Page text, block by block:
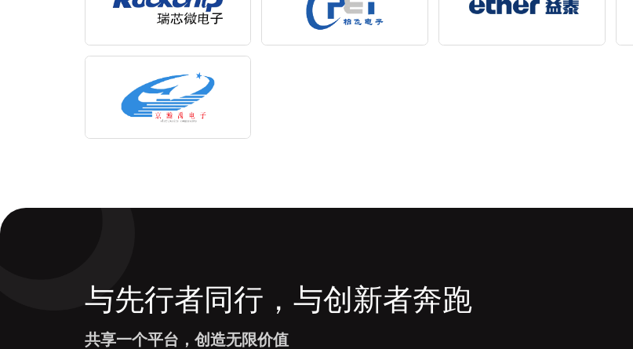
与先行者同行，与创新者奔跑
共享一个平台，创造无限价值